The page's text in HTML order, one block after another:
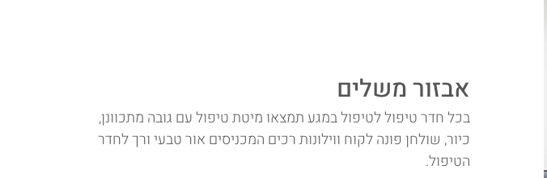
אבזור משלים
בכל חדר טיפול לטיפול במגע תמצאו מיטת טיפול עם גובה מתכוונן,
כיור, שולחן פונה לקוח ווילונות רכים המכניסים אור טבעי ורך לחדר
הטיפול.